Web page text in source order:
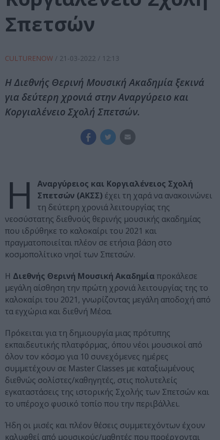
Σπετσών
CULTURENOW / 21-03-2022 / 12:13
Η Διεθνής Θερινή Μουσική Ακαδημία ξεκινά
για δεύτερη χρονιά στην Αναργύρειο και
Κοργιαλένειο Σχολή Σπετσών.
Η
Αναργύρειος και Κοργιαλένειος Σχολή
Σπετσών (ΑΚΣΣ) έχει τη χαρά να ανακοινώνει
τη δεύτερη χρονιά λειτουργίας της
νεοσύστατης διεθνούς θερινής μουσικής ακαδημίας
που ιδρύθηκε το καλοκαίρι του 2021 και
πραγματοποιείται πλέον σε ετήσια βάση στο
κοσμοπολίτικο νησί των Σπετσών.
Η Διεθνής Θερινή Μουσική Ακαδημίαπροκάλεσε
μεγάλη αίσθηση την πρώτη χρονιά λειτουργίας της το
καλοκαίρι του 2021, γνωρίζοντας μεγάλη αποδοχή από
τα εγχώρια και διεθνή Μέσα.
Πρόκειται για τη δημιουργία μιας πρότυπης
εκπαιδευτικής πλατφόρμας, όπου νέοι μουσικοί από
όλον τον κόσμο για 10 συνεχόμενες ημέρες
συμμετέχουν σε Master Classes με καταξιωμένους
διεθνώς σολίστες/καθηγητές, στις πολυτελείς
εγκαταστάσεις της ιστορικής Σχολής των Σπετσών και
το υπέροχο φυσικό τοπίο που την περιβάλλει.
Ήδη οι μισές και πλέον θέσεις συμμετεχόντων έχουν
καλυφθεί από μουσικούς/μαθητές που προέρχονται